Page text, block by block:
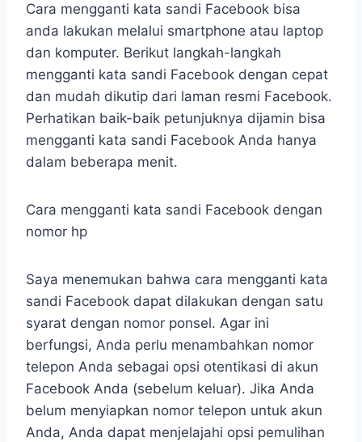
Cara mengganti kata sandi Facebook bisa
anda lakukan melalui smartphone atau laptop
dan komputer. Berikut langkah-langkah
mengganti kata sandi Facebook dengan cepat
dan mudah dikutip dari laman resmi Facebook.
Perhatikan baik-baik petunjuknya dijamin bisa
mengganti kata sandi Facebook Anda hanya
dalam beberapa menit.
Cara mengganti kata sandi Facebook dengan
nomor hp
Saya menemukan bahwa cara mengganti kata
sandi Facebook dapat dilakukan dengan satu
syarat dengan nomor ponsel. Agar ini
berfungsi, Anda perlu menambahkan nomor
telepon Anda sebagai opsi otentikasi di akun
Facebook Anda (sebelum keluar). Jika Anda
belum menyiapkan nomor telepon untuk akun
Anda, Anda dapat menjelajahi opsi pemulihan